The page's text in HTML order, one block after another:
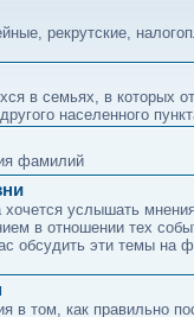
рекрутские,
в семьях, в которых
населенного
фамилий
хочется услышать
в отношении тех
обсудить эти темы на
в том, как правильно